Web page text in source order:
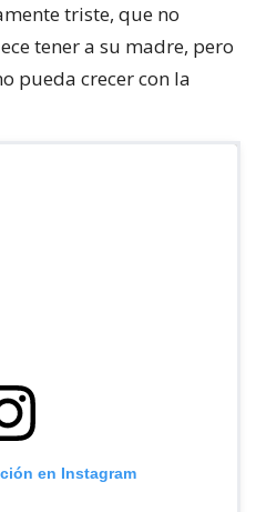
triste, que no
tener a su madre, pero
pueda crecer con la
en Instagram